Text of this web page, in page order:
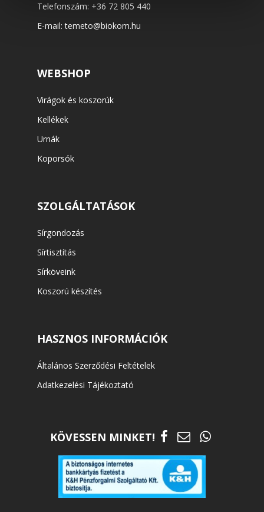
Telefonszám: +36 72 805 440
E-mail:temeto@biokom.hu
WEBSHOP
Virágok és koszorúk
Kellékek
Urnák
Koporsók
SZOLGÁLTATÁSOK
Sírgondozás
Sírtisztítás
Sírköveink
Koszorú készítés
HASZNOS INFORMÁCIÓK
Általános Szerződési Feltételek
Adatkezelési Tájékoztató
KÖVESSEN MINKET!